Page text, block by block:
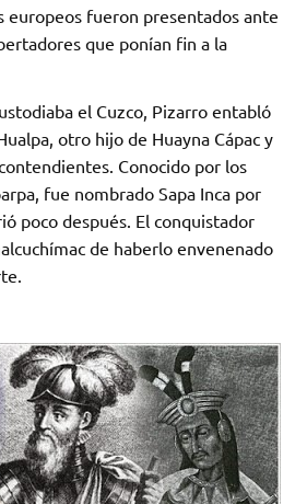
europeos fueron presentados ante
que ponían fin a la
el Cuzco, Pizarro entabló
otro hijo de Huayna Cápac y
Conocido por los
fue nombrado Sapa Inca por
poco después. El conquistador
de haberlo envenenado